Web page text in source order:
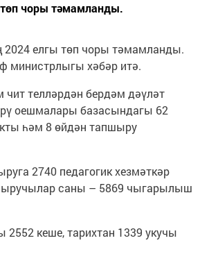
чоры тәмамланды.
елгы төп чоры тәмамланды.
министрлыгы хәбәр итә.
чит телләрдән бердәм дәүләт
оешмалары базасындагы 62
һәм 8 өйдән тапшыру
2740 педагогик хезмәткәр
саны – 5869 чыгарылыш
кеше, тарихтан 1339 укучы